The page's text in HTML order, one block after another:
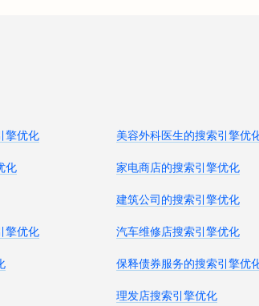
擎优化 美容外科医生的搜索引擎优
化 家电商店的搜索引擎优化
建筑公司的搜索引擎优化
擎优化 汽车维修店搜索引擎优化
保释债券服务的搜索引擎优
理发店搜索引擎优化